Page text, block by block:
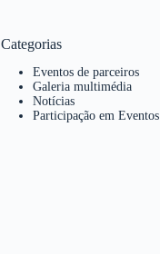
Categorias
Eventos de parceiros
Galeria multimédia
Notícias
Participação em Eventos